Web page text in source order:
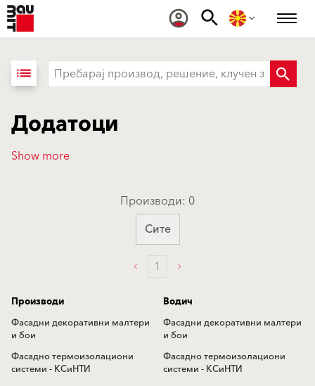
list
Додатоци
Show more
Производи: 0
Сите
1
Производи
Фасадни декоративни малтери
и бои
Фасадно термоизолациони
системи - КСиНТИ
Водич
Фасадни декоративни малтери
и бои
Фасадно термоизолациони
системи - КСиНТИ